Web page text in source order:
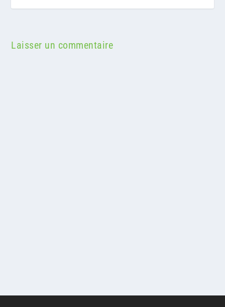
Laisser un commentaire